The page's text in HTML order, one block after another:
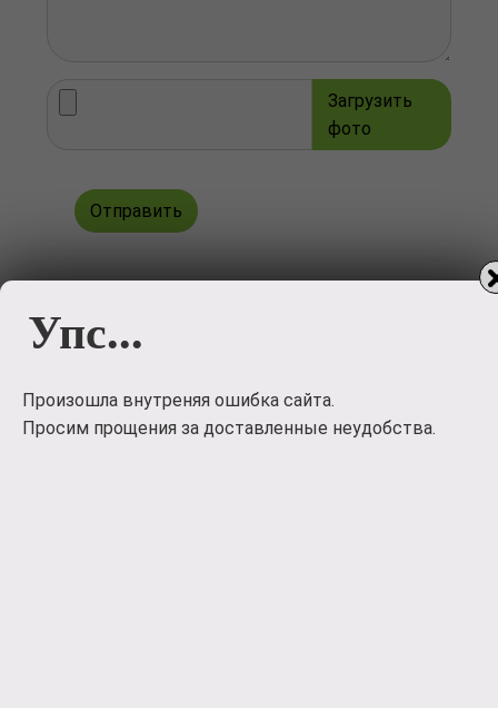
Загрузить
фото
Отправить
Упс...
Произошла внутреняя ошибка сайта.
Просим прощения за доставленные неудобства.